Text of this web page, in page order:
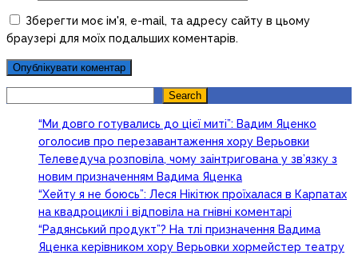
Зберегти моє ім'я, e-mail, та адресу сайту в цьому
браузері для моїх подальших коментарів.
Search
“Ми довго готувались до цієї миті”: Вадим Яценко
оголосив про перезавантаження хору Верьовки
Телеведуча розповіла, чому заінтригована у зв’язку з
новим призначенням Вадима Яценка
“Хейту я не боюсь”: Леся Нікітюк проїхалася в Карпатах
на квадроциклі і відповіла на гнівні коментарі
“Радянський продукт”? На тлі призначення Вадима
Яценка керівником хору Верьовки хормейстер театру